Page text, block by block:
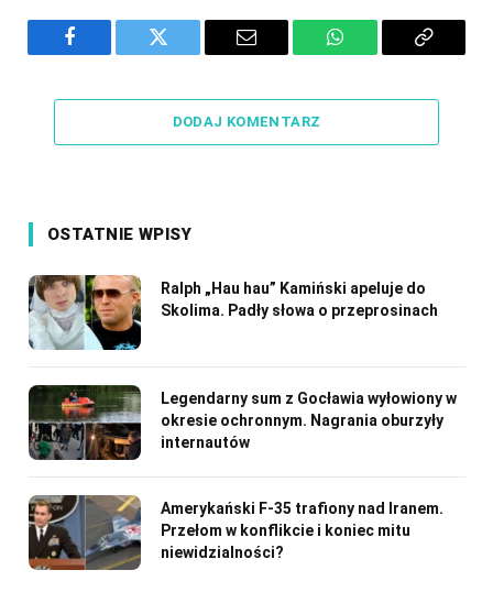
Facebook Twitter Email WhatsAppCopy
DODAJ KOMENTARZ
OSTATNIE WPISY
Ralph „Hau hau” Kamiński apeluje do
Skolima. Padły słowa o przeprosinach
Legendarny sum z Gocławia wyłowiony w
okresie ochronnym. Nagrania oburzyły
internautów
Amerykański F-35 trafiony nad Iranem.
Przełom w konflikcie i koniec mitu
niewidzialności?